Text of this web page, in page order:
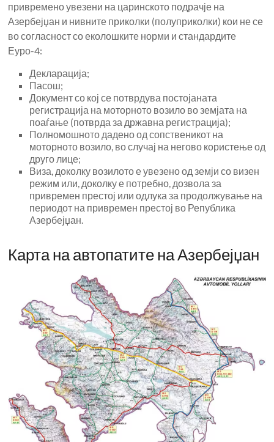
привремено увезени на царинското подрачје на
Азербејџан и нивните приколки (полуприколки) кои не се
во согласност со еколошките норми и стандардите
Еуро-4:
Декларација;
Пасош;
Документ со кој се потврдува постојаната
регистрација на моторното возило во земјата на
поаѓање (потврда за државна регистрација);
Полномошното дадено од сопственикот на
моторното возило, во случај на негово користење од
друго лице;
Виза, доколку возилото е увезено од земји со визен
режим или, доколку е потребно, дозвола за
привремен престој или одлука за продолжување на
периодот на привремен престој во Република
Азербејџан.
Карта на автопатите на Азербејџан